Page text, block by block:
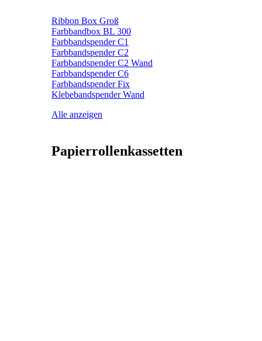
Ribbon Box Groß
Farbbandbox BL 300
Farbbandspender C1
Farbbandspender C2
Farbbandspender C2 Wand
Farbbandspender C6
Farbbandspender Fix
Klebebandspender Wand
Alle anzeigen
Papierrollenkassetten